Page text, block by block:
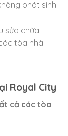
phát sinh
sửa chữa.
tòa nhà
Royal City
cả các tòa